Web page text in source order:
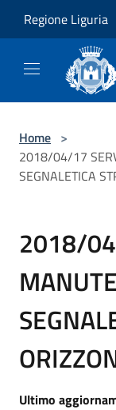
Regione Liguria
Home >
2018/04/17
SEGNALETICA
2018/
Ultimo